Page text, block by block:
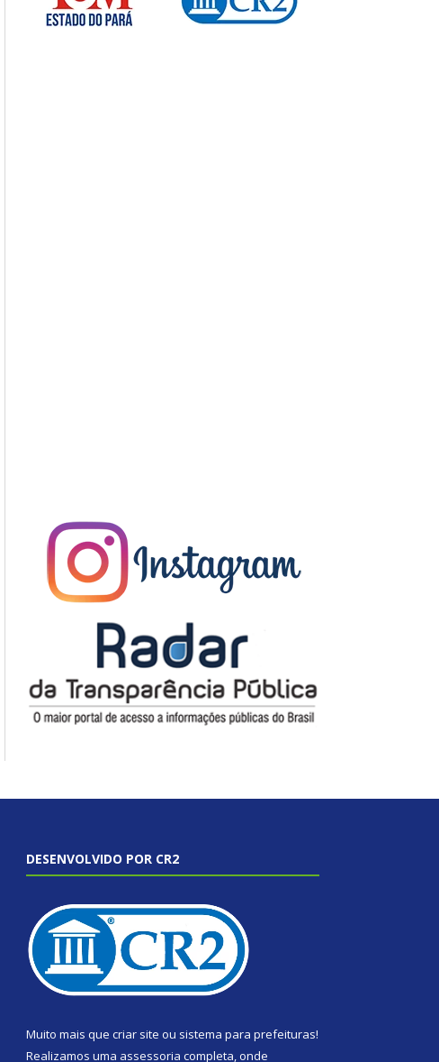
DESENVOLVIDO POR CR2
Muito mais que criar site ou sistema para prefeituras!
Realizamos uma assessoria completa, onde